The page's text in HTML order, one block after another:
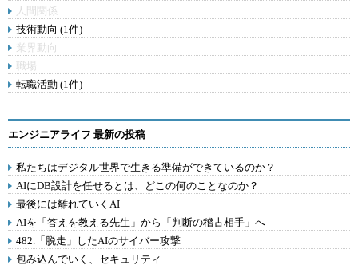
人間関係
技術動向 (1件)
業界動向
職場
転職活動 (1件)
エンジニアライフ 最新の投稿
私たちはデジタル世界で生きる準備ができているのか？
AIにDB設計を任せるとは、どこの何のことなのか？
最後には離れていくAI
AIを「答えを教える先生」から「判断の稽古相手」へ
482.「脱走」したAIのサイバー攻撃
包み込んでいく、セキュリティ